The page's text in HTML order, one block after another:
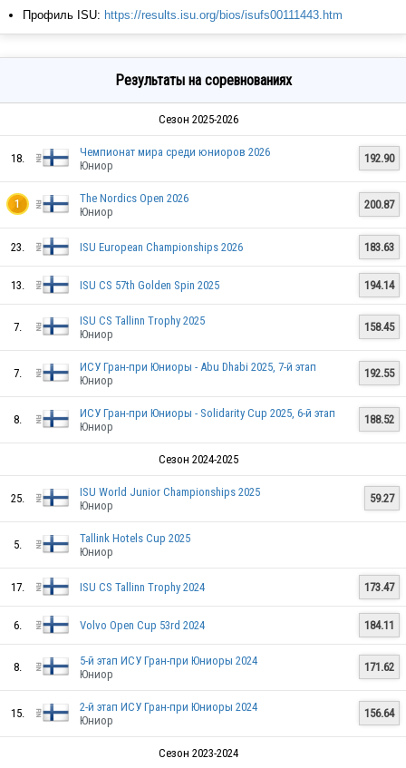
Профиль ISU: https://results.isu.org/bios/isufs00111443.htm
Результаты на соревнованиях
Сезон 2025-2026
18.
Чемпионат мира среди юниоров 2026
Юниор
192.90
1
The Nordics Open 2026
Юниор
200.87
23. ISU European Championships 2026 183.63
13. ISU CS 57th Golden Spin 2025 194.14
7.
ISU CS Tallinn Trophy 2025
Юниор
158.45
7.
ИСУ Гран-при Юниоры - Abu Dhabi 2025, 7-й этап
Юниор
192.55
8.
ИСУ Гран-при Юниоры - Solidarity Cup 2025, 6-й этап
Юниор
188.52
Сезон 2024-2025
25.
ISU World Junior Championships 2025
Юниор
59.27
5.
Tallink Hotels Cup 2025
Юниор
17. ISU CS Tallinn Trophy 2024 173.47
6. Volvo Open Cup 53rd 2024 184.11
8.
5-й этап ИСУ Гран-при Юниоры 2024
Юниор
171.62
15.
2-й этап ИСУ Гран-при Юниоры 2024
Юниор
156.64
Сезон 2023-2024